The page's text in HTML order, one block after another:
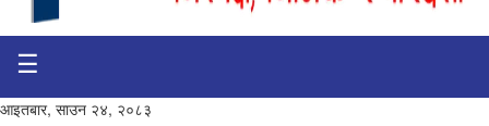
गृहपृष्ठ
भिडियो
☰
आइतबार, साउन २४, २०८३